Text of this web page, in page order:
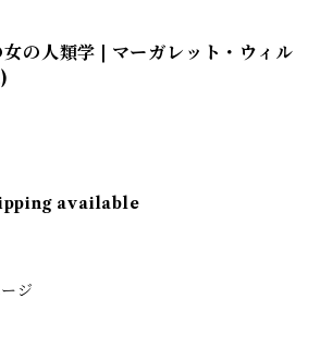
の人類学 | マーガレット・ウィル
available
ジ